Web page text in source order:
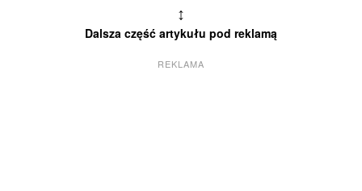
↕
Dalsza część artykułu pod reklamą
REKLAMA